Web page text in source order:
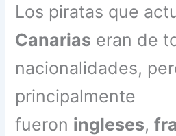
Los piratas que
Canarias eran de
nacionalidades,
principalmente
fueron ingleses,